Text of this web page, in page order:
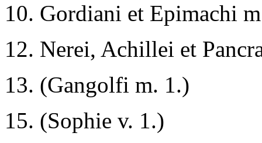
10. Gordiani et Epimachi
12. Nerei, Achillei et
13. (Gangolfi m. 1.)
15. (Sophie v. 1.)